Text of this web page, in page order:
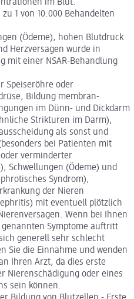
im Blut.
1 von 10.000 Behandelten
(Ödeme), hohen Blutdruck
Herzversagen wurde in
mit einer NSAR-Behandlung
Speiseröhre oder
Bildung membran-
im Dünn- und Dickdarm
Strikturen im Darm),
als sonst und
bei Patienten mit
verminderter
Schwellungen (Ödeme) und
Syndrom),
der Nieren
mit eventuell plötzlich
Wenn bei Ihnen
genannten Symptome auftritt
generell sehr schlecht
Sie die Einnahme und wenden
Ihren Arzt, da dies erste
Nierenschädigung oder eines
sein können.